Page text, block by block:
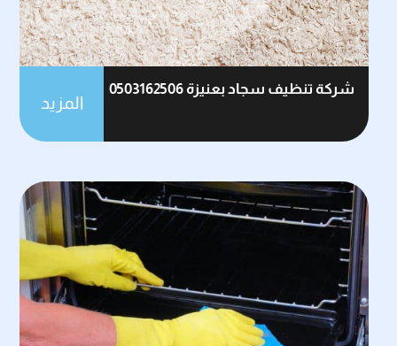
شركة تنظيف سجاد بعنيزة 0503162506
المزيد